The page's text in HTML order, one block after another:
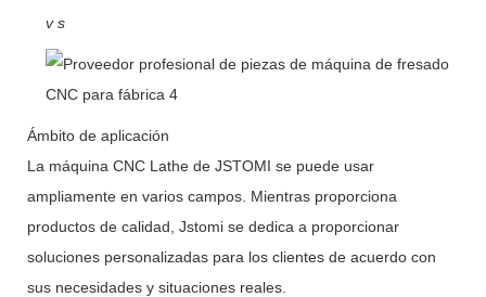
vs
Ámbito de aplicación
La máquina CNC Lathe de JSTOMI se puede usar
ampliamente en varios campos. Mientras proporciona
productos de calidad, Jstomi se dedica a proporcionar
soluciones personalizadas para los clientes de acuerdo con
sus necesidades y situaciones reales.